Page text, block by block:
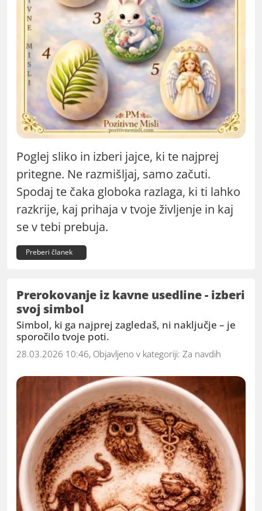
Poglej sliko in izberi jajce, ki te najprej
pritegne. Ne razmišljaj, samo začuti.
Spodaj te čaka globoka razlaga, ki ti lahko
razkrije, kaj prihaja v tvoje življenje in kaj
se v tebi prebuja.
Preberi članek
Prerokovanje iz kavne usedline - izberi
svoj simbol
Simbol, ki ga najprej zagledaš, ni naključje – je
sporočilo tvoje poti.
28.03.2026 10:46, Objavljeno v kategoriji: Za navdih